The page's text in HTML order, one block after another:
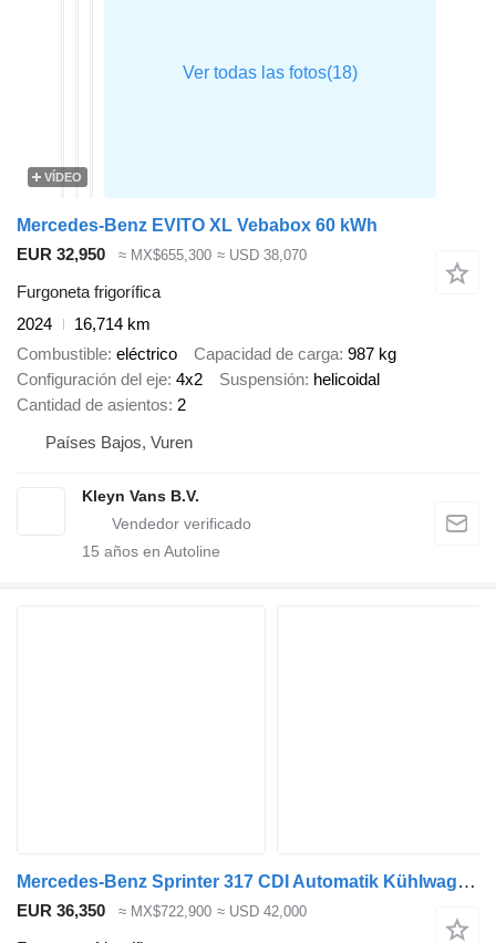
VÍDEO
Mercedes-Benz EVITO XL Vebabox 60 kWh
EUR 32,950
≈ MX$655,300 ≈ USD 38,070
Furgoneta frigorífica
2024
16,714 km
Combustible eléctrico Capacidad de carga 987 kg
Configuración del eje 4x2 Suspensión helicoidal
Cantidad de asientos 2
Países Bajos, Vuren
Kleyn Vans B.V.
15 años en Autoline
Mercedes-Benz Sprinter 317 CDI Automatik Kühlwagen Frigo Thermo King L2H2 170P
EUR 36,350 ≈ MX$722,900 ≈ USD 42,000